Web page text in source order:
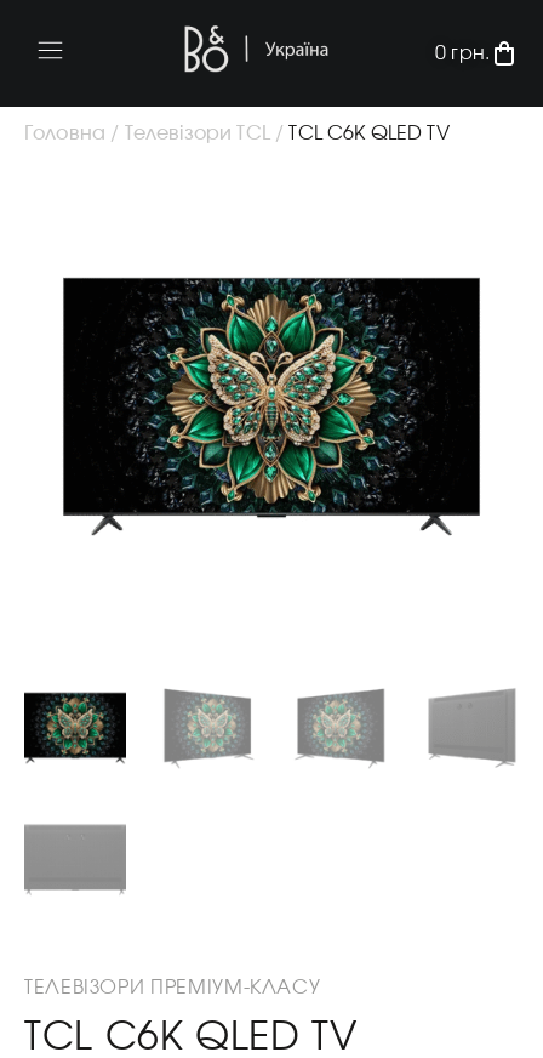
0 грн.
Головна / Телевізори TCL /TCL C6K QLED TV
ТЕЛЕВІЗОРИ ПРЕМІУМ-КЛАСУ
TCL C6K QLED TV